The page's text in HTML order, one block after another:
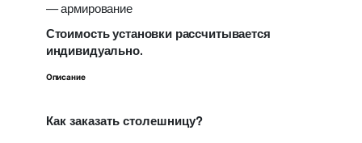
— армирование
Стоимость установки рассчитывается
индивидуально.
Описание
Как заказать столешницу?